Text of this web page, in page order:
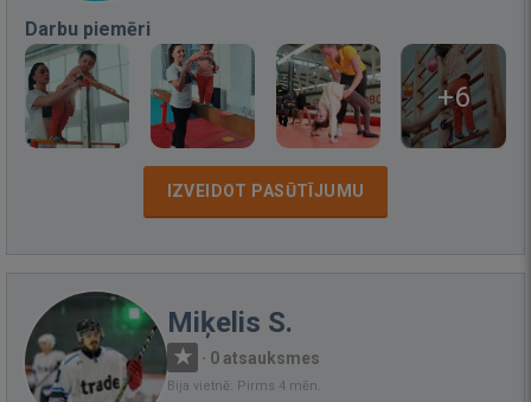
Darbu piemēri
+6
IZVEIDOT PASŪTĪJUMU
Miķelis S.
· 0 atsauksmes
Bija vietnē: Pirms 4 mēn.